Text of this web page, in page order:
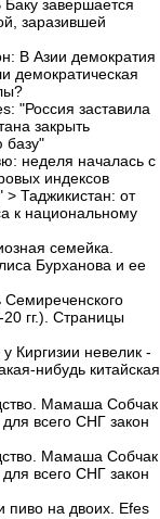
завершается
заразившей
В Азии демократия
демократическая
"Россия заставила
закрыть
базу"
неделя началась с
индексов
Таджикистан: от
к национальному
семейка.
Бурханова и ее
20 гг.). Страницы
Киргизии невелик -
нибудь китайская
Мамаша Собчак
всего СНГ закон
Мамаша Собчак
всего СНГ закон
пиво на двоих. Efes